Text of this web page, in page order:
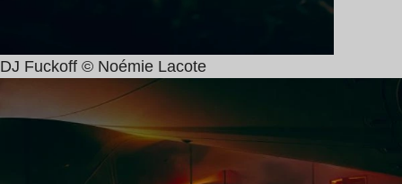
DJ Fuckoff © Noémie Lacote